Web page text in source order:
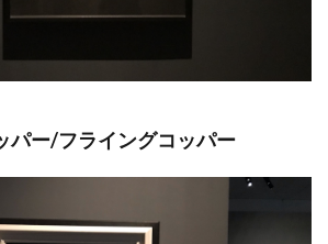
パー/フライングコッパー